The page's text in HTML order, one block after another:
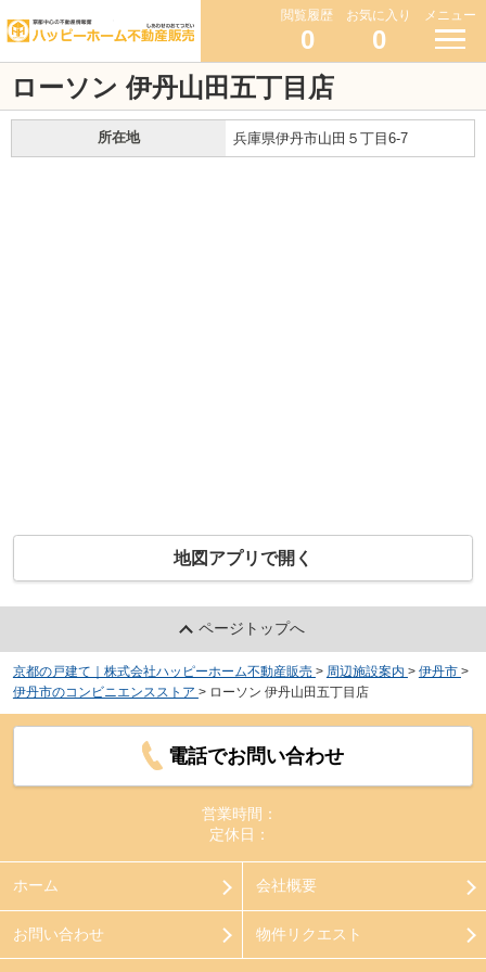
閲覧履歴
0
お気に入り
0
メニュー
ローソン 伊丹山田五丁目店
所在地 兵庫県伊丹市山田５丁目6-7
地図アプリで開く
ページトップへ
京都の戸建て｜株式会社ハッピーホーム不動産販売 > 周辺施設案内 > 伊丹市 >
伊丹市のコンビニエンスストア > ローソン 伊丹山田五丁目店
電話でお問い合わせ
営業時間：
定休日：
ホーム 会社概要
お問い合わせ 物件リクエスト